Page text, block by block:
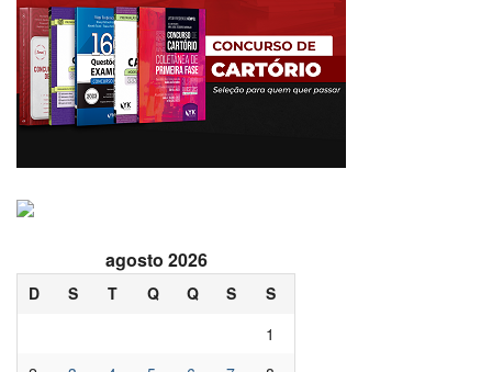
agosto 2026
D S T Q Q S
S
1